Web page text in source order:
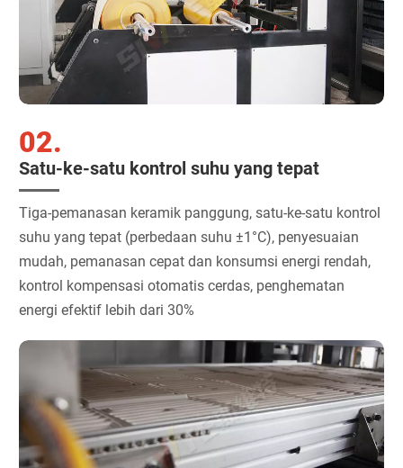
02.
Satu-ke-satu kontrol suhu yang tepat
Tiga-pemanasan keramik panggung, satu-ke-satu kontrol
suhu yang tepat (perbedaan suhu ±1°C), penyesuaian
mudah, pemanasan cepat dan konsumsi energi rendah,
kontrol kompensasi otomatis cerdas, penghematan
energi efektif lebih dari 30%